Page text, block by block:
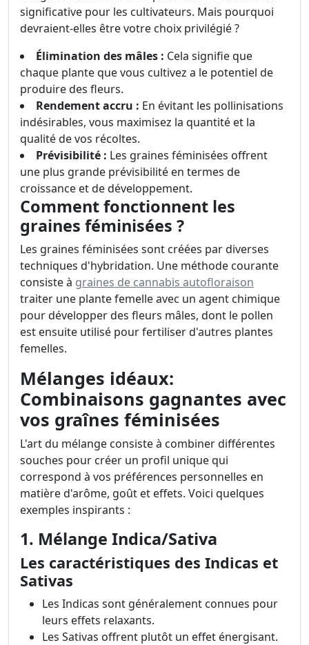
significative pour les cultivateurs. Mais pourquoi
devraient-elles être votre choix privilégié ?
Élimination des mâles : Cela signifie que
chaque plante que vous cultivez a le potentiel de
produire des fleurs.
Rendement accru : En évitant les pollinisations
indésirables, vous maximisez la quantité et la
qualité de vos récoltes.
Prévisibilité : Les graines féminisées offrent
une plus grande prévisibilité en termes de
croissance et de développement.
Comment fonctionnent les
graines féminisées ?
Les graines féminisées sont créées par diverses
techniques d'hybridation. Une méthode courante
consiste à graines de cannabis autofloraison
traiter une plante femelle avec un agent chimique
pour développer des fleurs mâles, dont le pollen
est ensuite utilisé pour fertiliser d'autres plantes
femelles.
Mélanges idéaux:
Combinaisons gagnantes avec
vos graînes féminisées
L'art du mélange consiste à combiner différentes
souches pour créer un profil unique qui
correspond à vos préférences personnelles en
matière d'arôme, goût et effets. Voici quelques
exemples inspirants :
1. Mélange Indica/Sativa
Les caractéristiques des Indicas et
Sativas
Les Indicas sont généralement connues pour
leurs effets relaxants.
Les Sativas offrent plutôt un effet énergisant.